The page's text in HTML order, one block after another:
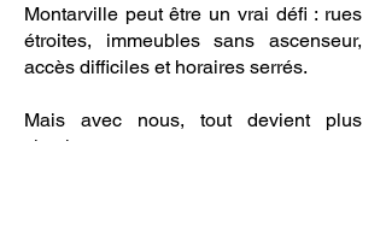
Montarville peut être un vrai défi : rues
étroites, immeubles sans ascenseur,
accès difficiles et horaires serrés.
Mais avec nous, tout devient plus
simple.